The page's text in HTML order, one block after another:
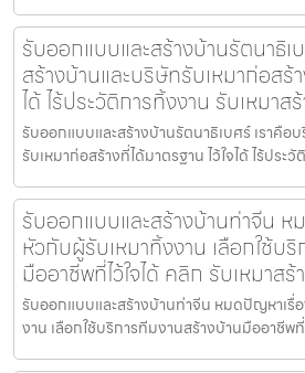
รับออกแบบและสร้างบ้านรัตนาธิเ
สร้างบ้านและบริษัทรับเหมาก่อสร้
ได้ ไร้ประวัติการทิ้งงาน รับเหมาส
รับออกแบบและสร้างบ้านรัตนาธิเบศร์ เราคือ
รับเหมาก่อสร้างที่ได้มาตรฐาน ไว้ใจได้ ไร้ประวั
รับออกแบบและสร้างบ้านท่าจีน
หัวกับผู้รับเหมาทิ้งงาน เลือกใช้บ
มืออาชีพที่ไว้ใจได้ คลิก รับเหมาส
รับออกแบบและสร้างบ้านท่าจีน หมดปัญหาเ
งาน เลือกใช้บริการทีมงานสร้างบ้านมืออาชีพที่